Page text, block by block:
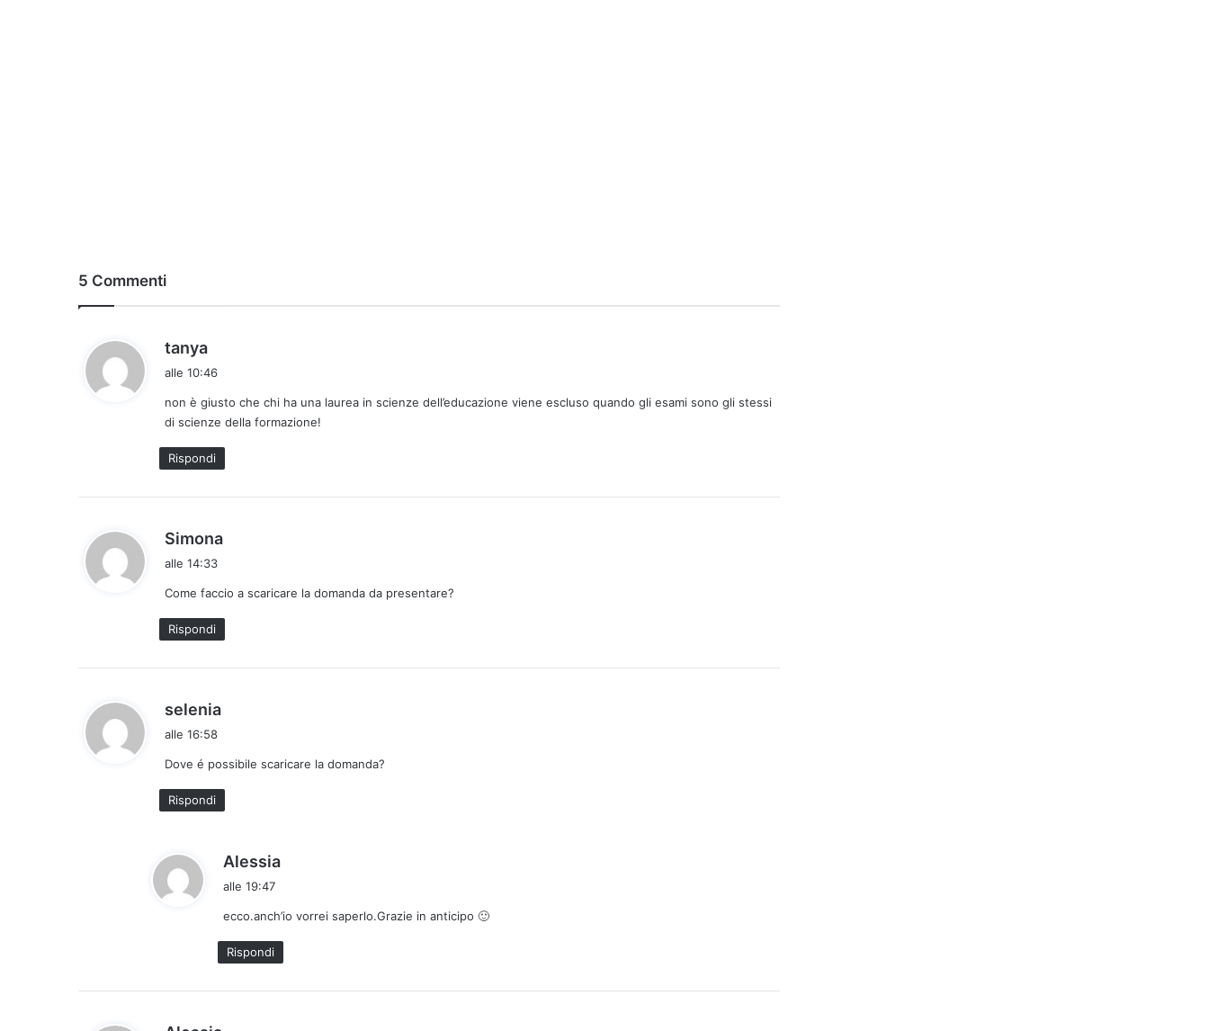
5 Commenti
tanya
e
t
t
o
alle 10:46
non è giusto che chi ha una laurea in scienze dell’educazione viene escluso quando gli esami sono gli stessi
di scienze della formazione!
Rispondi
Simona
e
t
t
alle 14:33
Come faccio a scaricare la domanda da presentare?
Rispondi
selenia
e
t
t
alle 16:58
Dove é possibile scaricare la domanda?
Rispondi
Alessia
e
t
t
alle 19:47
ecco.anch’io vorrei saperlo.Grazie in anticipo 🙂
Rispondi